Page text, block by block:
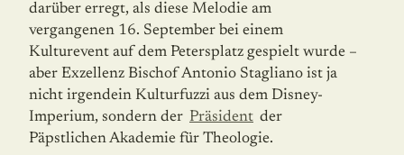
darüber erregt, als diese Melodie am
vergangenen 16. September bei einem
Kulturevent auf dem Petersplatz gespielt wurde –
aber Exzellenz Bischof Antonio Stag­liano ist ja
nicht irgendein Kulturfuzzi aus dem Disney-
Imperium, sondern der Präsident der
Päpstlichen Akademie für Theologie.